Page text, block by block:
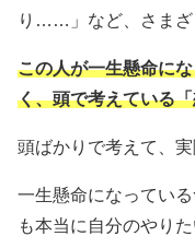
り……」など、さまざ
この人が一生懸命に
く、頭で考えている
頭ばかりで考えて、
一生懸命になってい
も本当に自分のやり